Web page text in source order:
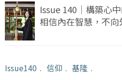
Issue 140｜構築心
相信內在智慧，不
Issue140 ﹒ 信仰 ﹒ 基隆 ﹒